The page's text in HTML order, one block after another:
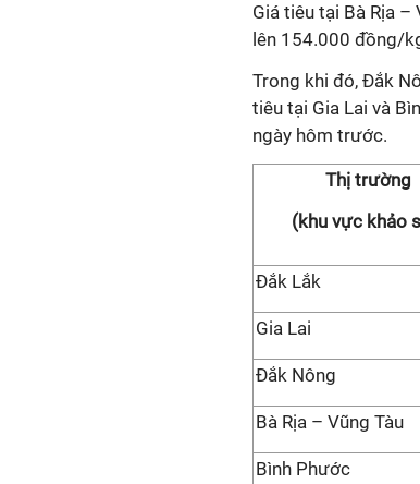
Giá tiêu tại Bà Rịa
lên 154.000 đồng/
Trong khi đó, Đắk
tiêu tại Gia Lai và
ngày hôm trước.
Thị trường
(khu vực khảo
Đắk Lắk
Gia Lai
Đắk Nông
Bà Rịa – Vũng Tàu
Bình Phước